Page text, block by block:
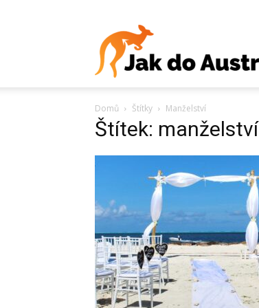
Domů Štítky Manželství
Štítek: manželství